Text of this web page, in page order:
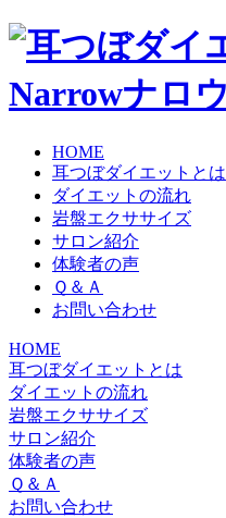
HOME
耳つぼダイエットとは
ダイエットの流れ
岩盤エクササイズ
サロン紹介
体験者の声
Ｑ＆Ａ
お問い合わせ
HOME
耳つぼダイエットとは
ダイエットの流れ
岩盤エクササイズ
サロン紹介
体験者の声
Ｑ＆Ａ
お問い合わせ